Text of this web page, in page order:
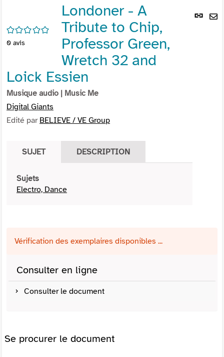
Lien
/5
0 avis
Londoner - A
Tribute to Chip,
Professor Green,
Wretch 32 and
Loick Essien
Musique audio | Music Me
Digital Giants
Edité par BELIEVE / VE Group
SUJET DESCRIPTION
Sujets
Electro, Dance
Vérification des exemplaires disponibles ...
Consulter en ligne
Consulter le document
Se procurer le document